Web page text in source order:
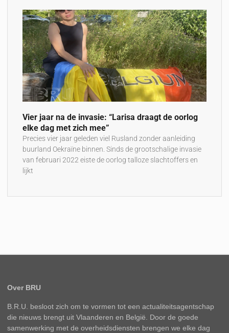
Vier jaar na de invasie: “Larisa draagt de oorlog
elke dag met zich mee”
Precies vier jaar geleden viel Rusland zonder aanleiding
buurland Oekraïne binnen. Sinds de grootschalige invasie
van februari 2022 eiste de oorlog talloze slachtoffers en
lijkt
Over BRU
B.R.U. besloot zich om te vormen tot een actualiteitsagentschap
die nieuws brengt uit Vlaanderen en België. Door de goede
samenwerking met de overheidsdiensten brengen we elke dag